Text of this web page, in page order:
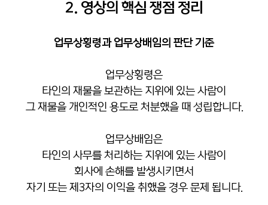
2. 영상의 핵심 쟁점 정리
업무상횡령과 업무상배임의 판단 기준
업무상횡령은
타인의 재물을 보관하는 지위에 있는 사람이
그 재물을 개인적인 용도로 처분했을 때 성립합니다.
업무상배임은
타인의 사무를 처리하는 지위에 있는 사람이
회사에 손해를 발생시키면서
자기 또는 제3자의 이익을 취했을 경우 문제 됩니다.